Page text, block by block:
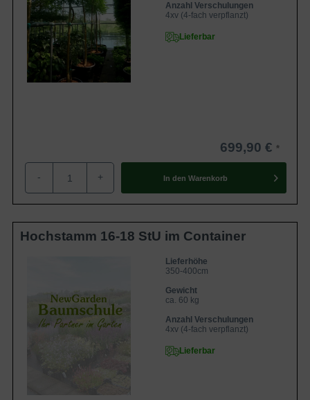
Anzahl Verschulungen
4xv (4-fach verpflanzt)
Lieferbar
699,90 €
- + In den Warenkorb
Hochstamm 16-18 StU im Container
Lieferhöhe
350-400cm
Gewicht
ca. 60 kg
Anzahl Verschulungen
4xv (4-fach verpflanzt)
Lieferbar